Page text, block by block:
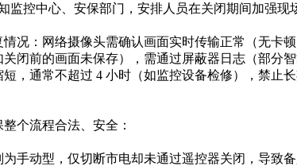
监控中心、安保部门，安排人员在关闭期间加强
况：网络摄像头需确认画面实时传输正常（无卡
闭前的画面未保存），需通过屏蔽器日志（部分
，通常不超过 4 小时（如监控设备检修），禁止
个流程合法、安全：​
为手动型，仅切断市电却未通过遥控器关闭，导致